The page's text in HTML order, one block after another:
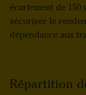
écartement de
sécuriser le
dépendance aux
Répartition